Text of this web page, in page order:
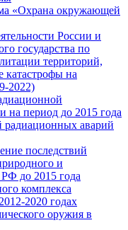
«Охрана окружающей
России и
государства по
территорий,
катастрофы на
2022)
на период до 2015 года
радиационных аварий
последствий
и
РФ до 2015 года
комплекса
2020 годах
оружия в